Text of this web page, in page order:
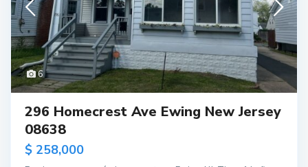
6
296 Homecrest Ave Ewing New Jersey
08638
$ 258,000